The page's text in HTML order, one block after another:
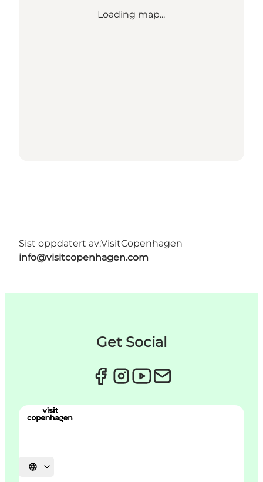
Loading map...
Sist oppdatert av:VisitCopenhagen
info@visitcopenhagen.com
Get Social
Velg språk